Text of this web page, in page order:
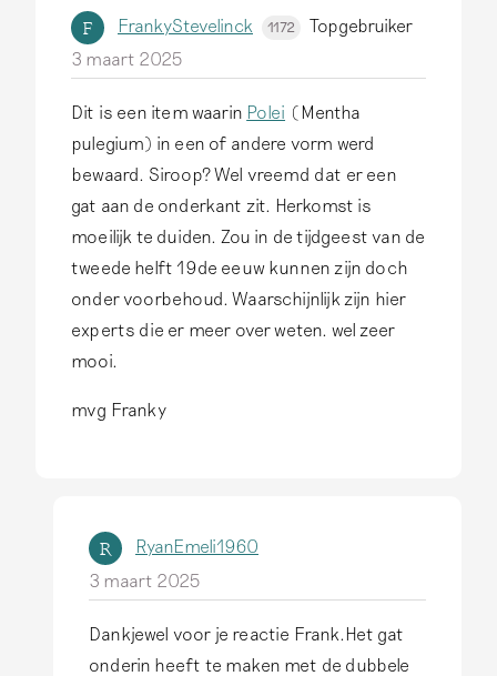
F FrankyStevelinck 1172
Topgebruiker
3 maart 2025
Dit is een item waarin Polei (Mentha
pulegium) in een of andere vorm werd
bewaard. Siroop? Wel vreemd dat er een
gat aan de onderkant zit. Herkomst is
moeilijk te duiden. Zou in de tijdgeest van de
tweede helft 19de eeuw kunnen zijn doch
onder voorbehoud. Waarschijnlijk zijn hier
experts die er meer over weten. wel zeer
mooi.
mvg Franky
R
RyanEmeli1960
3 maart 2025
Dankjewel voor je reactie Frank.Het gat
onderin heeft te maken met de dubbele